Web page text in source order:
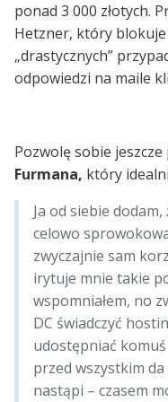
ponad 3 000 złotych.
Hetzner, który
„drastycznych”
odpowiedzi na maile
Pozwolę sobie
Furmana, który
Ja od siebie
celowo
zwyczajnie sam
irytuje mnie takie
wspomniałem, no
DC świadczyć
udostępniać
przed wszystkim
nastąpi – czasem